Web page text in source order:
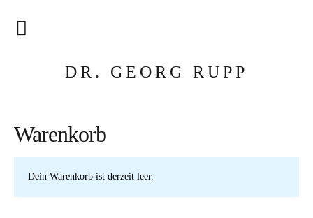
DR. GEORG RUPP
Fährmann für die Seele
Feuer für den Geist
Privatpraxis
Ideengeber
Warenkorb
Dein Warenkorb ist derzeit leer.